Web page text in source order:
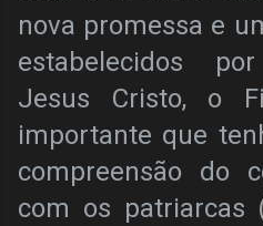
nova promessa e
estabelecidos
Jesus Cristo, o
importante que
compreensão do
com os patriarcas